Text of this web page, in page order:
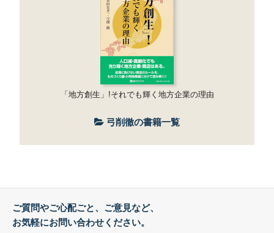
「地方創生」!それでも輝く地方企業の理由
弓削徹の書籍一覧
ご質問やご心配ごと、ご意見など、
お気軽にお問い合わせください。